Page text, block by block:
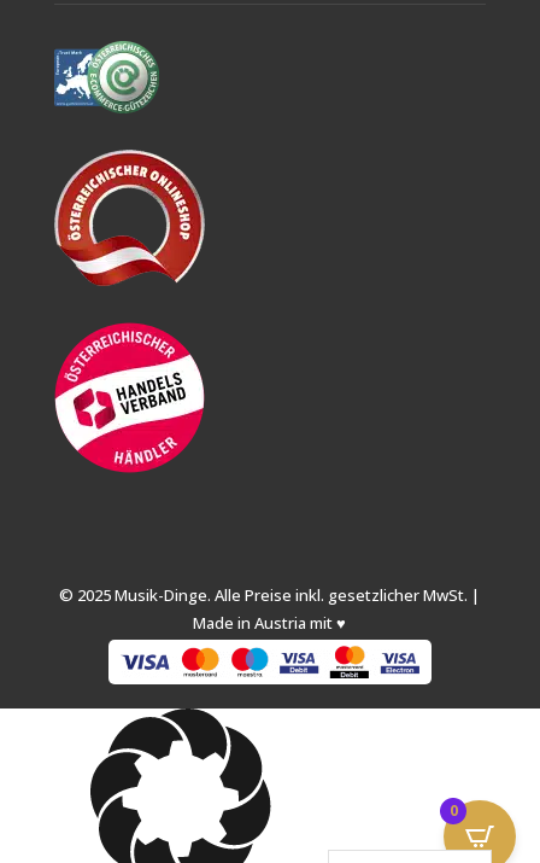
© 2025 Musik-Dinge. Alle Preise inkl. gesetzlicher MwSt. |
Made in Austria mit ♥
0